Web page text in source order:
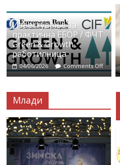
Известување за
практична ЕБОР / ФЧТ
Green & Growth
работилница
04/06/2026 Comments Off
Млади